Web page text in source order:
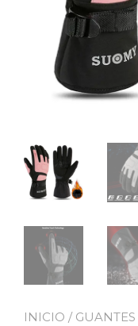
INICIO / GUANTES